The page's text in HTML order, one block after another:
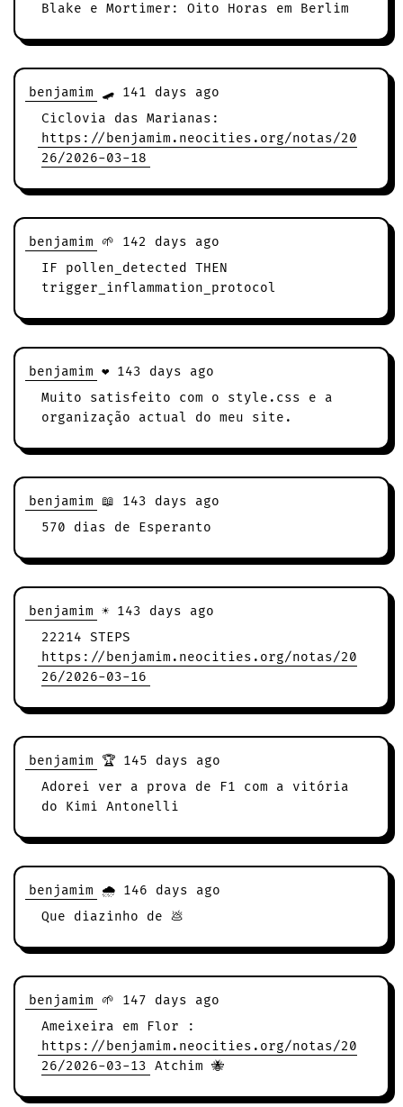
Blake e Mortimer: Oito Horas em Berlim
benjamim 🛹 141 days ago
Ciclovia das Marianas:
https://benjamim.neocities.org/notas/20
26/2026-03-18
benjamim 🌱 142 days ago
IF pollen_detected THEN
trigger_inflammation_protocol
benjamim ❤️ 143 days ago
Muito satisfeito com o style.css e a
organização actual do meu site.
benjamim 📖 143 days ago
570 dias de Esperanto
benjamim ☀️ 143 days ago
22214 STEPS
https://benjamim.neocities.org/notas/20
26/2026-03-16
benjamim 🏆 145 days ago
Adorei ver a prova de F1 com a vitória
do Kimi Antonelli
benjamim 🌧️ 146 days ago
Que diazinho de 💩
benjamim 🌱 147 days ago
Ameixeira em Flor :
https://benjamim.neocities.org/notas/20
26/2026-03-13 Atchim 🐝